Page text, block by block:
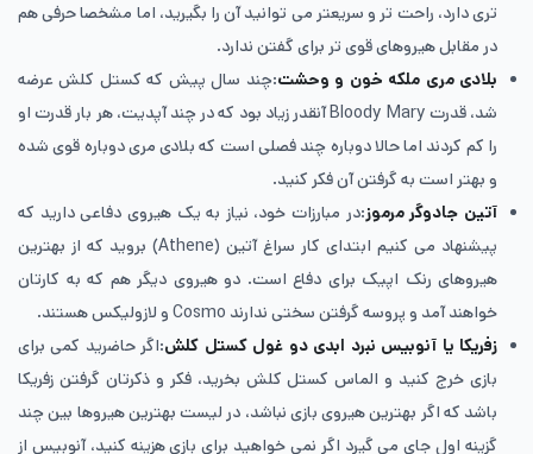
تری دارد، راحت تر و سریعتر می توانید آن را بگیرید، اما مشخصا حرفی هم
در مقابل هیروهای قوی تر برای گفتن ندارد.
بلادی مری ملکه خون و وحشت:چند سال پیش که کستل کلش عرضه
شد، قدرت Bloody Mary آنقدر زیاد بود که در چند آپدیت، هر بار قدرت او
را کم کردند اما حالا دوباره چند فصلی است که بلادی مری دوباره قوی شده
و بهتر است به گرفتن آن فکر کنید.
آتین جادوگر مرموز:در مبارزات خود، نیاز به یک هیروی دفاعی دارید که
پیشنهاد می کنیم ابتدای کار سراغ آتین (Athene) بروید که از بهترین
هیروهای رنک اپیک برای دفاع است. دو هیروی دیگر هم که به کارتان
خواهند آمد و پروسه‌ گرفتن سختی ندارند Cosmo و لازولیکس هستند.
زفریکا یا آنوبیس نبرد ابدی دو غول کستل کلش:اگر حاضرید کمی برای
بازی خرج کنید و الماس کستل کلش بخرید، فکر و ذکرتان گرفتن زفریکا
باشد که اگر بهترین هیروی بازی نباشد، در لیست بهترین هیروها بین چند
گزینه‌ اول جای می گیرد اگر نمی خواهید برای بازی هزینه کنید، آنوبیس از